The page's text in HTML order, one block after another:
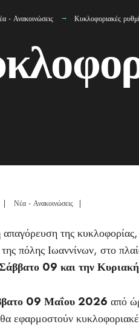
- Ανακοινώσεις Κυκλοφοριακές
| Νέα - Ανακοινώσεις |
της
πόλης Ιωαννίνων, στο
09 και την
09 Μαΐου 2026 από
εφαρμοστούν